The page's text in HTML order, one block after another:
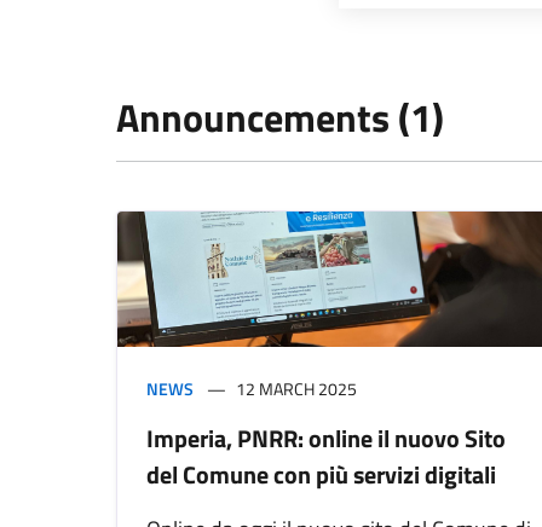
Announcements (1)
NEWS 12 MARCH 2025
Imperia, PNRR: online il nuovo Sito
del Comune con più servizi digitali